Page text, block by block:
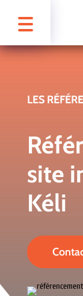
LES
site
Kéli